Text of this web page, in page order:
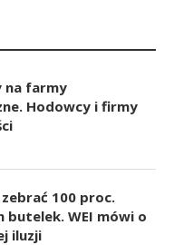
na farmy
Hodowcy i firmy
zebrać 100 proc.
butelek. WEI mówi o
iluzji